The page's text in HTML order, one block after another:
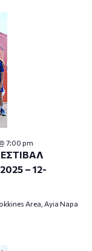
– 12-
7:00 pm
Area, Ayia Napa